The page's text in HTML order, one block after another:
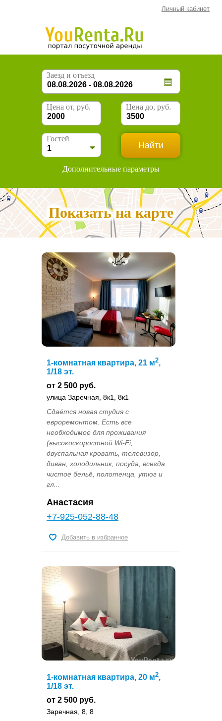
Личный кабинет
Заезд и отъезд
Цена от, руб. Цена до, руб.
Гостей
Дополнительные параметры
Показать на карте
1-комнатная квартира, 21 м2,
1/18 эт.
от 2 500 руб.
улица Заречная, 8к1, 8к1
Сдаётся новая студия с
евроремонтом. Есть все
необходимое для проживания
(высокоскоростной Wi-Fi,
двуспальная кровать, телевизор,
диван, холодильник, посуда, всегда
чистое бельё, полотенца, утюг и
гл...
Анастасия
+7-925-052-88-48
Добавить в избранное
1-комнатная квартира, 20 м2,
1/18 эт.
от 2 500 руб.
Заречная, 8, 8